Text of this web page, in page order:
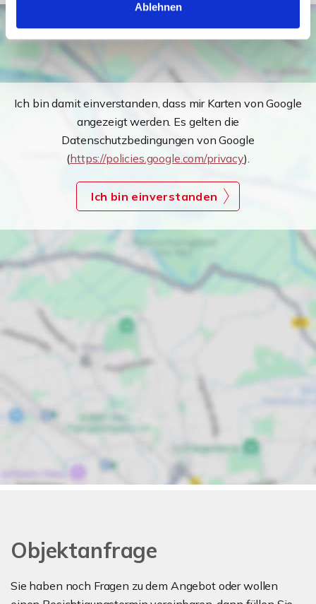
Ablehnen
Ich bin damit einverstanden, dass mir Karten von Google
angezeigt werden. Es gelten die
Datenschutzbedingungen von Google
(https://policies.google.com/privacy).
Ich bin einverstanden
Objektanfrage
Sie haben noch Fragen zu dem Angebot oder wollen